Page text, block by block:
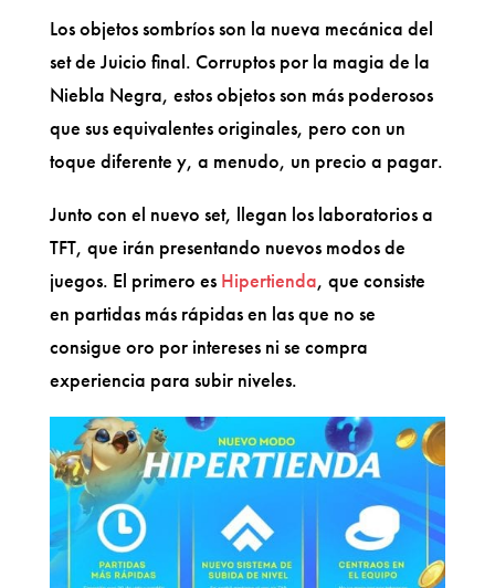
Los objetos sombríos son la nueva mecánica del
set de Juicio final. Corruptos por la magia de la
Niebla Negra, estos objetos son más poderosos
que sus equivalentes originales, pero con un
toque diferente y, a menudo, un precio a pagar.
Junto con el nuevo set, llegan los laboratorios a
TFT, que irán presentando nuevos modos de
juegos. El primero es Hipertienda, que consiste
en partidas más rápidas en las que no se
consigue oro por intereses ni se compra
experiencia para subir niveles.